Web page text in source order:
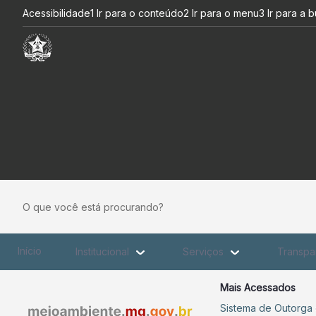
Pular para o Conteúdo principal
Enquadramento dos Corpos
Acessibilidade1 Ir para o conteúdo2 Ir para o menu3 Ir para a
O que você está procurando?
Início Institucional Serviços
Mais Acessados